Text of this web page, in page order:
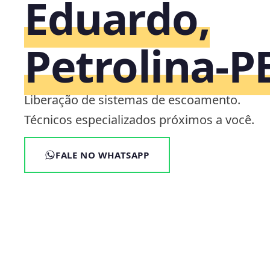
Eduardo,
Liberação de sistemas de escoamento.
Técnicos especializados próximos a você.
FALE NO WHATSAPP